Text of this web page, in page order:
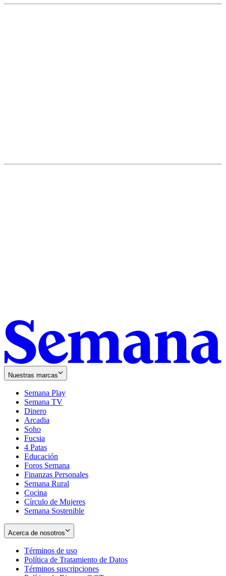
Nuestras marcas
Semana Play
Semana TV
Dinero
Arcadia
Soho
in
new
window
Fucsia
in
new
window
4 Patas
Educación
Foros Semana
Finanzas Personales
Semana Rural
Cocina
Círculo de Mujeres
Semana Sostenible
Acerca de nosotros
Términos de uso
in
new
Política de Tratamiento de Datos
Términos suscripciones